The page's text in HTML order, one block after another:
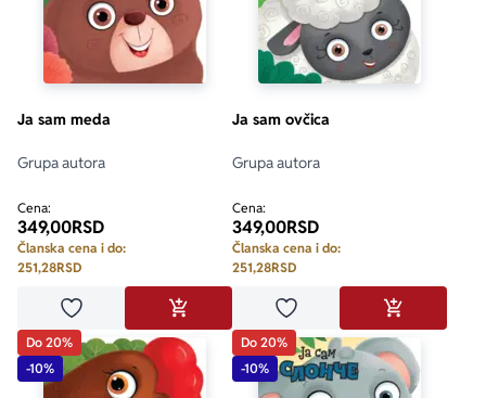
Ja sam meda
Grupa autora
Cena:
349,00RSD
Članska cena i do:
251,28RSD
Dodaj u omiljeneDODAJ U KORPU
Ja sam ovčica
Grupa autora
Cena:
349,00RSD
Članska cena i do:
251,28RSD
Dodaj u omiljeneDODAJ U
Do 20%
-10%
Do 20%
-10%